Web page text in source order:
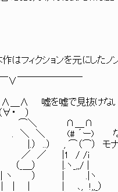
にしたノンフィクシ
￣￣￣￣￣￣￣
で見抜けない
）
∩＿∩
´ー) なんつ
, ⌒（⌒） モナー
/ /i ／
ヽ_,,/ |
| .|ヽ ､
） ,